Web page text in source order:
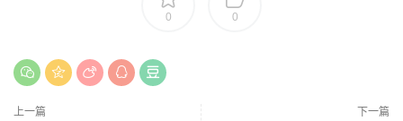
0 0
上一篇 下一篇